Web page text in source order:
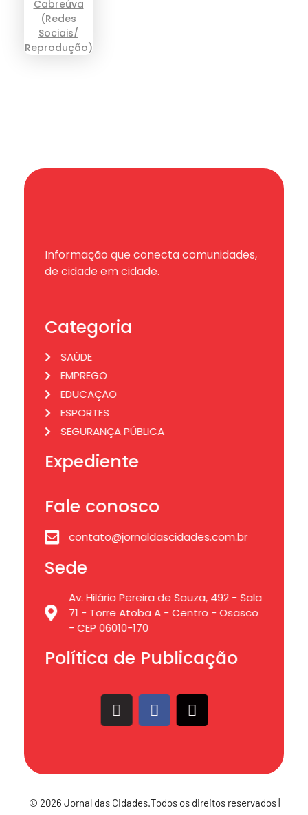
Informação que conecta comunidades,
de cidade em cidade.
Categoria
SAÚDE
EMPREGO
EDUCAÇÃO
ESPORTES
SEGURANÇA PÚBLICA
Expediente
Fale conosco
contato@jornaldascidades.com.br
Sede
Av. Hilário Pereira de Souza, 492 - Sala
71 - Torre Atoba A - Centro - Osasco
- CEP 06010-170
Política de Publicação
© 2026 Jornal das Cidades.Todos os direitos reservados |